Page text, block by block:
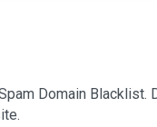
Domain Blacklist.